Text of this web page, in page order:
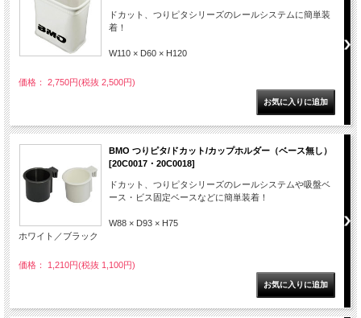
ドカット、つりピタシリーズのレールシステムに簡単装
着！
W110 × D60 × H120
価格： 2,750円(税抜 2,500円)
BMO つりピタ/ドカット/カップホルダー（ベース無し）
[20C0017・20C0018]
ドカット、つりピタシリーズのレールシステムや吸盤ベ
ース・ビス固定ベースなどに簡単装着！
W88 × D93 × H75
ホワイト／ブラック
価格： 1,210円(税抜 1,100円)